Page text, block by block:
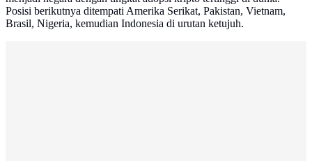
Posisi berikutnya ditempati Amerika Serikat, Pakistan, Vietnam,
Brasil, Nigeria, kemudian Indonesia di urutan ketujuh.